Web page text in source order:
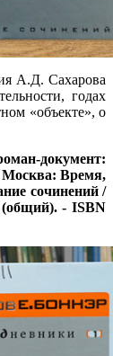
А.Д. Сахарова
годах
«объекте», о
документ:
Москва: Время,
сочинений /
(общий). - ISBN